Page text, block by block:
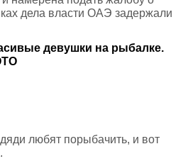
дела власти ОАЭ задержали
девушки на рыбалке.
любят порыбачить, и вот